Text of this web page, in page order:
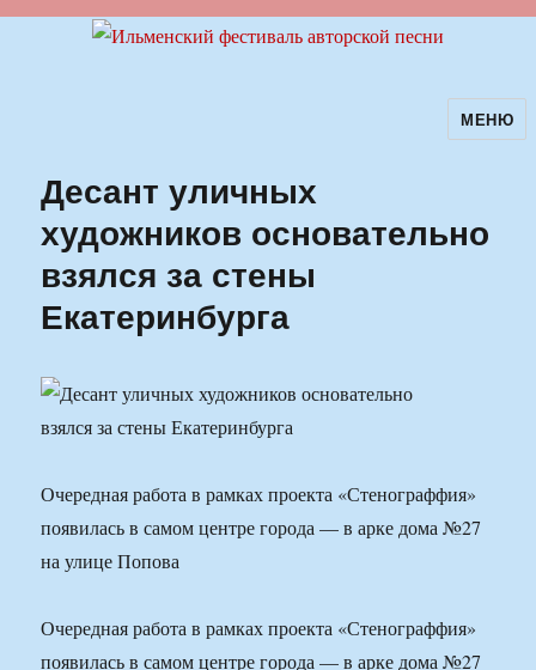
Ильменский фестиваль авторскойМЕНЮ
Десант уличных
художников основательно
взялся за стены
Екатеринбурга
Очередная работа в рамках проекта «Стенограффия»
появилась в самом центре города — в арке дома №27
на улице Попова
Очередная работа в рамках проекта «Стенограффия»
появилась в самом центре города — в арке дома №27